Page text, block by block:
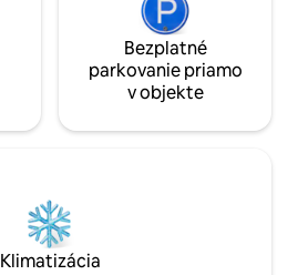
Bezplatné
parkovanie priamo
v objekte
Klimatizácia